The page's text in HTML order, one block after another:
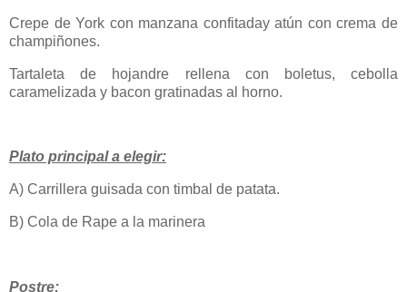
Crepe de York con manzana confitaday atún con crema de
champiñones.
Tartaleta de hojandre rellena con boletus, cebolla
caramelizada y bacon gratinadas al horno.
Plato principal a elegir:
A) Carrillera guisada con timbal de patata.
B) Cola de Rape a la marinera
Postre: